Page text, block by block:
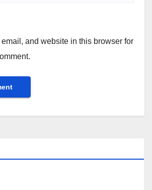
and website in this browser for